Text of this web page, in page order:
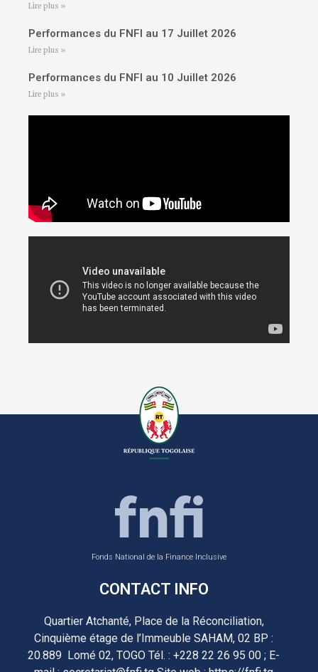
Lire plus »
Performances du FNFI au 17 Juillet 2026
Lire plus »
Performances du FNFI au 10 Juillet 2026
Lire plus »
Fonds National de la Finance Inclusive
CONTACT INFO
Quartier Atchanté, Place de la Réconciliation,
Cinquième étage de l’Immeuble SAHAM, 02 BP :
20.889 Lomé 02, TOGO Tél. : +228 22 26 95 00 ; E-